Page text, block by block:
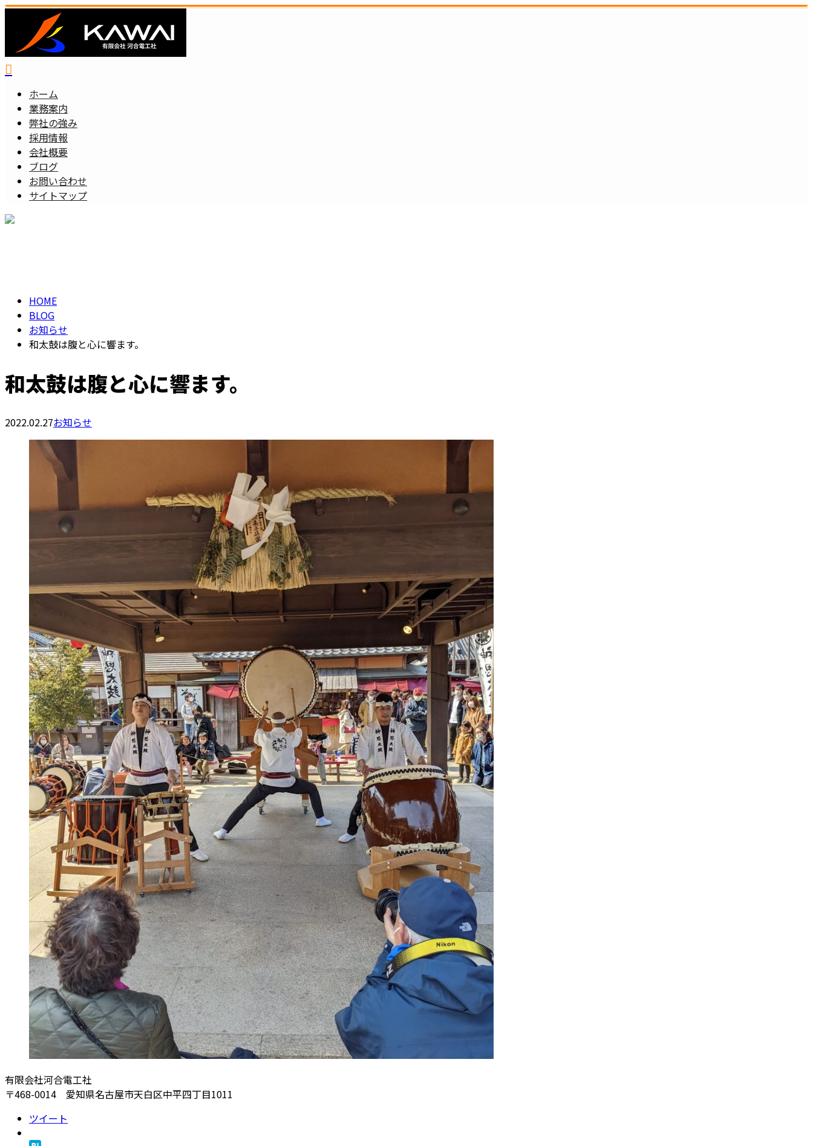
ホーム
業務案内
弊社の強み
採用情報
会社概要
ブログ
お問い合わせ
サイトマップ
HOME
BLOG
お知らせ
和太鼓は腹と心に響ます。
和太鼓は腹と心に響ます。
2022.02.27お知らせ
有限会社河合電工社
〒468-0014 愛知県名古屋市天白区中平四丁目1011
ツイート